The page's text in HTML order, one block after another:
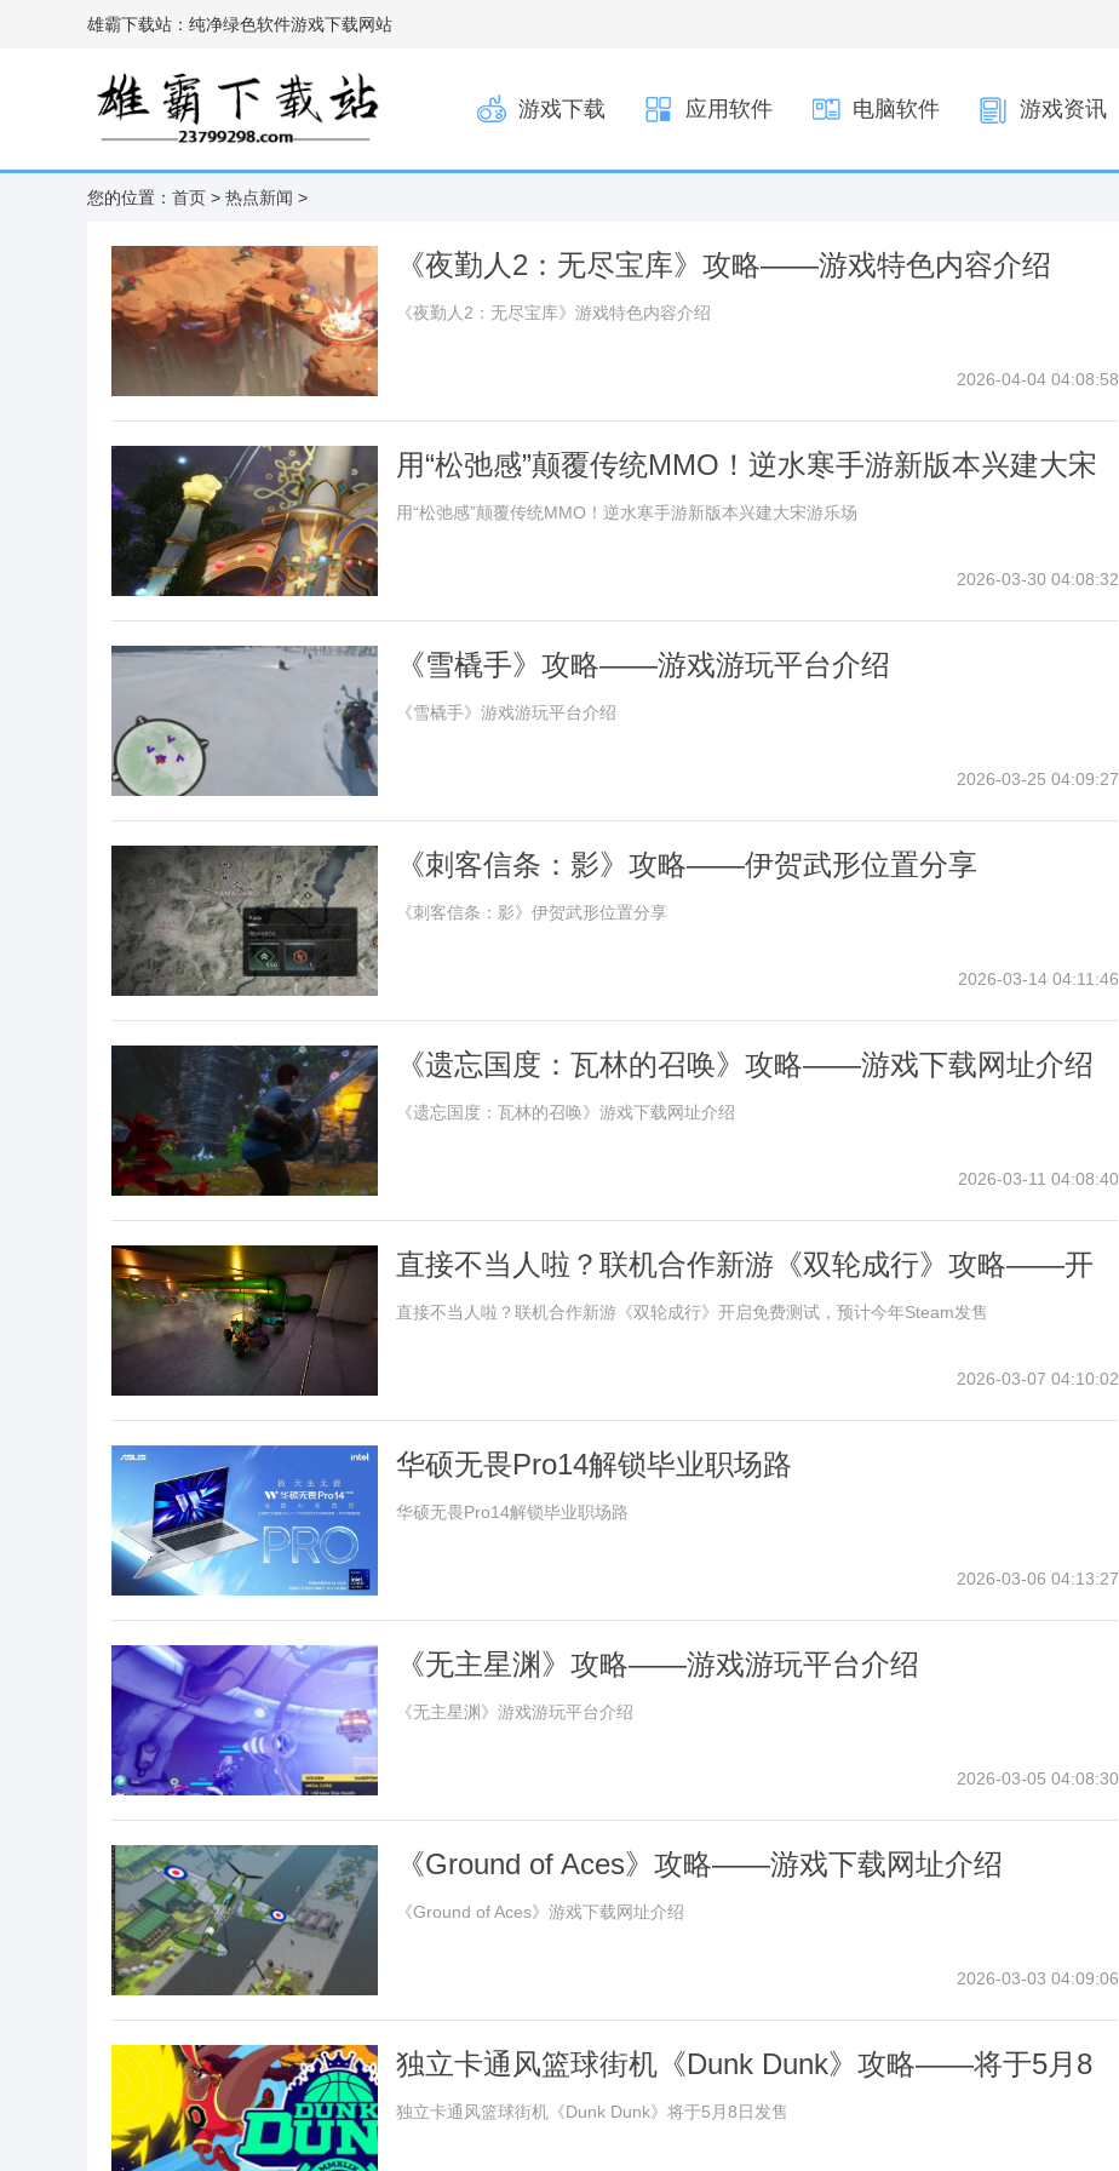
雄霸下载站：纯净绿色软件游戏下载网站
游戏下载 应用软件 电脑软件 游戏资讯
您的位置： 首页 > 热点新闻 >
《夜勤人2：无尽宝库》攻略——游戏特色内容介绍
《夜勤人2：无尽宝库》游戏特色内容介绍
2026-04-04 04:08:58
用“松弛感”颠覆传统MMO！逆水寒手游新版本兴建大宋
游乐场
用“松弛感”颠覆传统MMO！逆水寒手游新版本兴建大宋游乐场
2026-03-30 04:08:32
《雪橇手》攻略——游戏游玩平台介绍
《雪橇手》游戏游玩平台介绍
2026-03-25 04:09:27
《刺客信条：影》攻略——伊贺武形位置分享
《刺客信条：影》伊贺武形位置分享
2026-03-14 04:11:46
《遗忘国度：瓦林的召唤》攻略——游戏下载网址介绍
《遗忘国度：瓦林的召唤》游戏下载网址介绍
2026-03-11 04:08:40
直接不当人啦？联机合作新游《双轮成行》攻略——开
启免费测试，预计今年Steam发售
直接不当人啦？联机合作新游《双轮成行》开启免费测试，预计今年Steam发售
2026-03-07 04:10:02
华硕无畏Pro14解锁毕业职场路
华硕无畏Pro14解锁毕业职场路
2026-03-06 04:13:27
《无主星渊》攻略——游戏游玩平台介绍
《无主星渊》游戏游玩平台介绍
2026-03-05 04:08:30
《Ground of Aces》攻略——游戏下载网址介绍
《Ground of Aces》游戏下载网址介绍
2026-03-03 04:09:06
独立卡通风篮球街机《Dunk Dunk》攻略——将于5月8
日发售
独立卡通风篮球街机《Dunk Dunk》将于5月8日发售